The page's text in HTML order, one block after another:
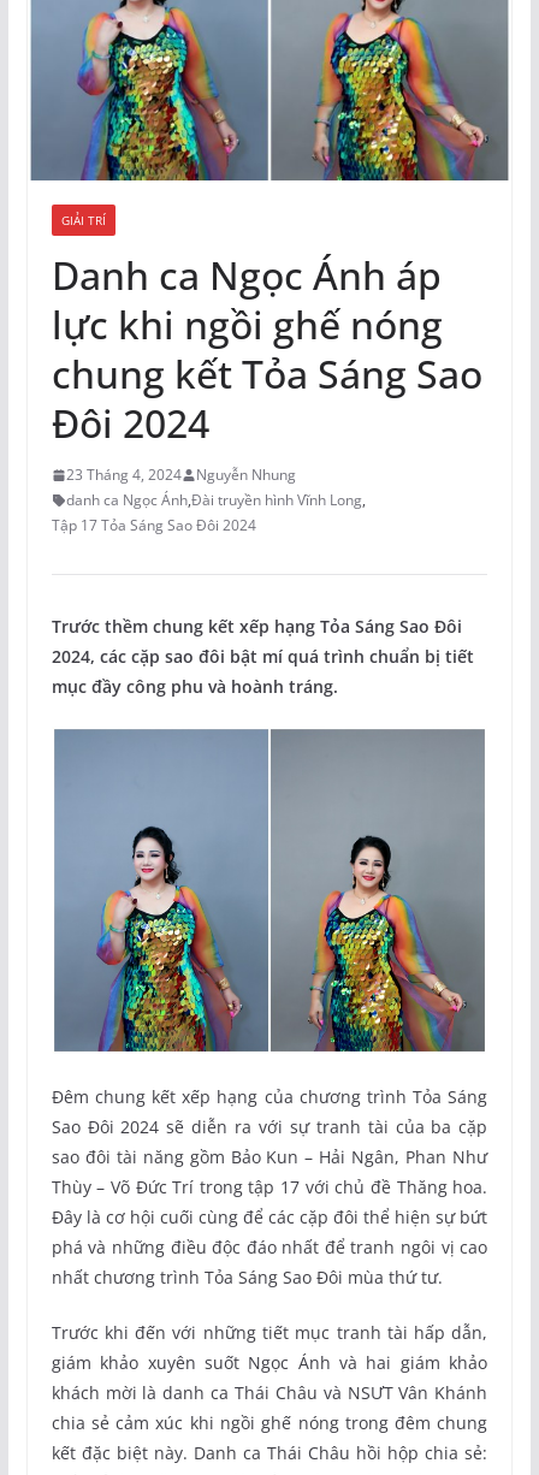
GIẢI TRÍ
Danh ca Ngọc Ánh áp
lực khi ngồi ghế nóng
chung kết Tỏa Sáng Sao
Đôi 2024
23 Tháng 4, 2024
Nguyễn Nhung
danh ca Ngọc Ánh,Đài truyền hình Vĩnh Long,
Tập 17 Tỏa Sáng Sao Đôi 2024
Trước thềm chung kết xếp hạng Tỏa Sáng Sao Đôi
2024, các cặp sao đôi bật mí quá trình chuẩn bị tiết
mục đầy công phu và hoành tráng.
Đêm chung kết xếp hạng của chương trình Tỏa Sáng
Sao Đôi 2024 sẽ diễn ra với sự tranh tài của ba cặp
sao đôi tài năng gồm Bảo Kun – Hải Ngân, Phan Như
Thùy – Võ Đức Trí trong tập 17 với chủ đề Thăng hoa.
Đây là cơ hội cuối cùng để các cặp đôi thể hiện sự bứt
phá và những điều độc đáo nhất để tranh ngôi vị cao
nhất chương trình Tỏa Sáng Sao Đôi mùa thứ tư.
Trước khi đến với những tiết mục tranh tài hấp dẫn,
giám khảo xuyên suốt Ngọc Ánh và hai giám khảo
khách mời là danh ca Thái Châu và NSƯT Vân Khánh
chia sẻ cảm xúc khi ngồi ghế nóng trong đêm chung
kết đặc biệt này. Danh ca Thái Châu hồi hộp chia sẻ: